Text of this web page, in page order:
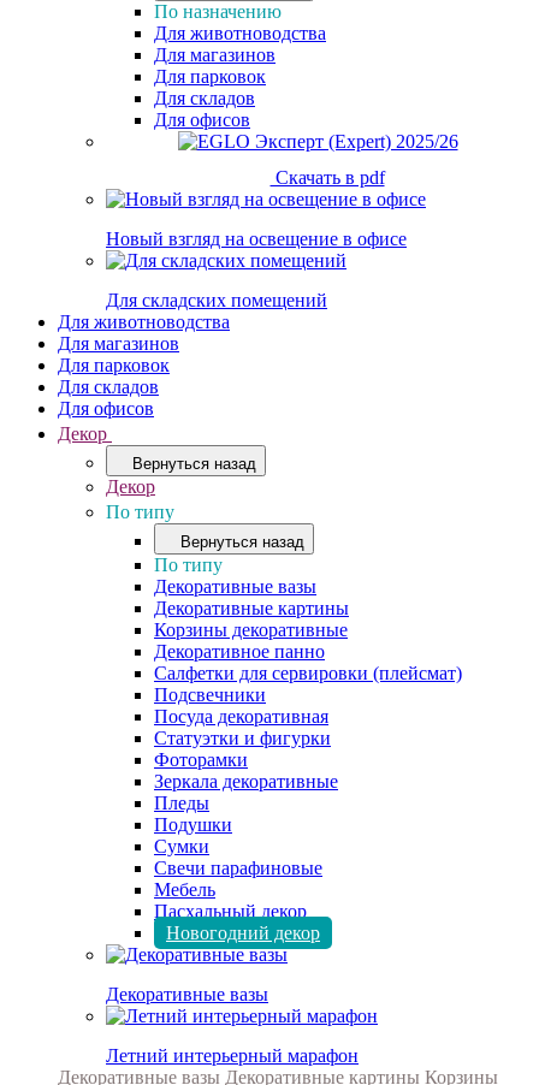
По назначению
Для животноводства
Для магазинов
Для парковок
Для складов
Для офисов
Скачать в pdf
Новый взгляд на освещение в офисе
Для складских помещений
Для животноводства
Для магазинов
Для парковок
Для складов
Для офисов
Декор
Вернуться назад
Декор
По типу
Вернуться назад
По типу
Декоративные вазы
Декоративные картины
Корзины декоративные
Декоративное панно
Салфетки для сервировки (плейсмат)
Подсвечники
Посуда декоративная
Статуэтки и фигурки
Фоторамки
Зеркала декоративные
Пледы
Подушки
Сумки
Свечи парафиновые
Мебель
Пасхальный декор
Новогодний декор
Декоративные вазы
Летний интерьерный марафон
Декоративные вазы Декоративные картины Корзины